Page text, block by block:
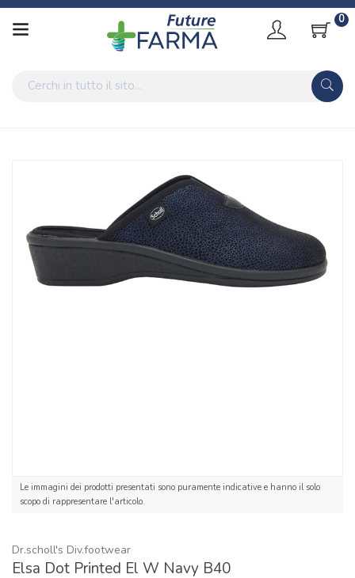
0
Le immagini dei prodotti presentati sono puramente indicative e hanno il solo
scopo di rappresentare l'articolo.
Dr.scholl's Div.footwear
Elsa Dot Printed El W Navy B40